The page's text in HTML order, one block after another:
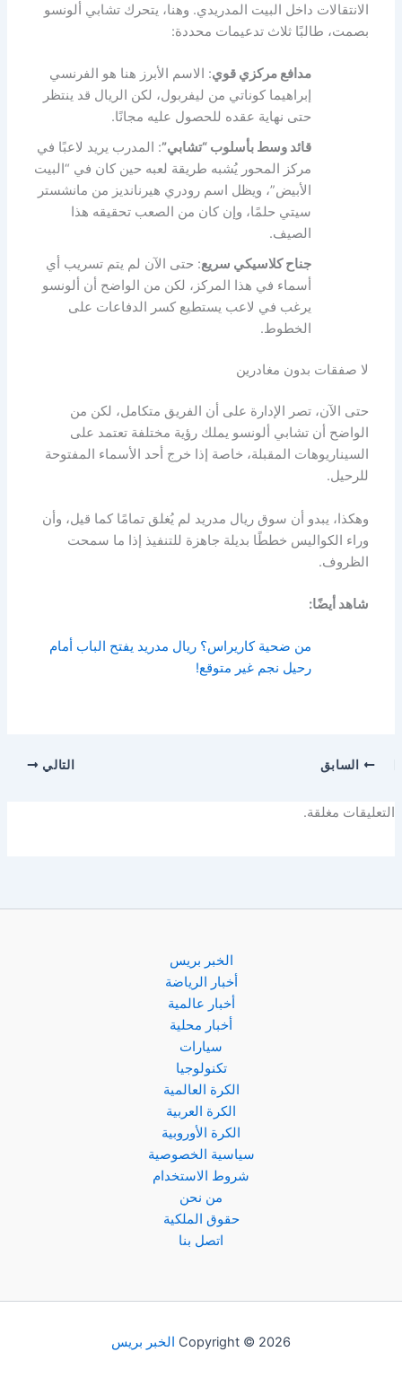
الانتقالات داخل البيت المدريدي. وهنا، يتحرك تشابي ألونسو
بصمت، طالبًا ثلاث تدعيمات محددة:
مدافع مركزي قوي: الاسم الأبرز هنا هو الفرنسي
إبراهيما كوناتي من ليفربول، لكن الريال قد ينتظر
حتى نهاية عقده للحصول عليه مجانًا.
قائد وسط بأسلوب “تشابي”: المدرب يريد لاعبًا في
مركز المحور يُشبه طريقة لعبه حين كان في “البيت
الأبيض”، ويظل اسم رودري هيرنانديز من مانشستر
سيتي حلمًا، وإن كان من الصعب تحقيقه هذا
الصيف.
جناح كلاسيكي سريع: حتى الآن لم يتم تسريب أي
أسماء في هذا المركز، لكن من الواضح أن ألونسو
يرغب في لاعب يستطيع كسر الدفاعات على
الخطوط.
لا صفقات بدون مغادرين
حتى الآن، تصر الإدارة على أن الفريق متكامل، لكن من
الواضح أن تشابي ألونسو يملك رؤية مختلفة تعتمد على
السيناريوهات المقبلة، خاصة إذا خرج أحد الأسماء المفتوحة
للرحيل.
وهكذا، يبدو أن سوق ريال مدريد لم يُغلق تمامًا كما قيل، وأن
وراء الكواليس خططًا بديلة جاهزة للتنفيذ إذا ما سمحت
الظروف.
شاهد أيضًا:
من ضحية كاريراس؟ ريال مدريد يفتح الباب أمام
رحيل نجم غير متوقع!
السابق التالي
التعليقات مغلقة.
الخبر بريس
أخبار الرياضة
أخبار عالمية
أخبار محلية
سيارات
تكنولوجيا
الكرة العالمية
الكرة العربية
الكرة الأوروبية
سياسية الخصوصية
شروط الاستخدام
من نحن
حقوق الملكية
اتصل بنا
Copyright © 2026 الخبر بريس